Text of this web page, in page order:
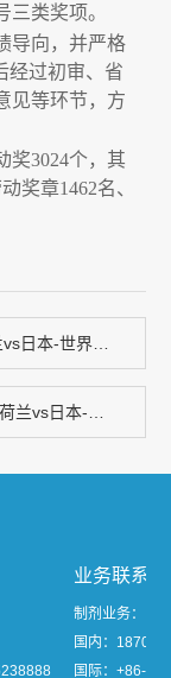
类奖项。
导向，并严格
经过初审、省
见等环节，方
奖3024个，其
奖章1462名、
第八届成都医博会
2026中国品牌价值评价榜
业务联系
制剂业务：
国内：
国际：+86-